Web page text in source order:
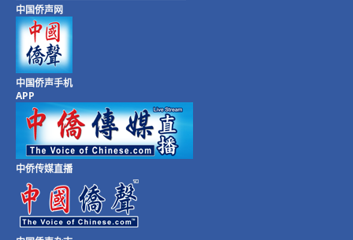
中国侨声网
中国侨声手机
APP
中侨传媒直播